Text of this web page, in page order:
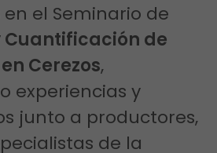
el Seminario de
Cuantificación de
Cerezos,
experiencias y
junto a productores,
de la